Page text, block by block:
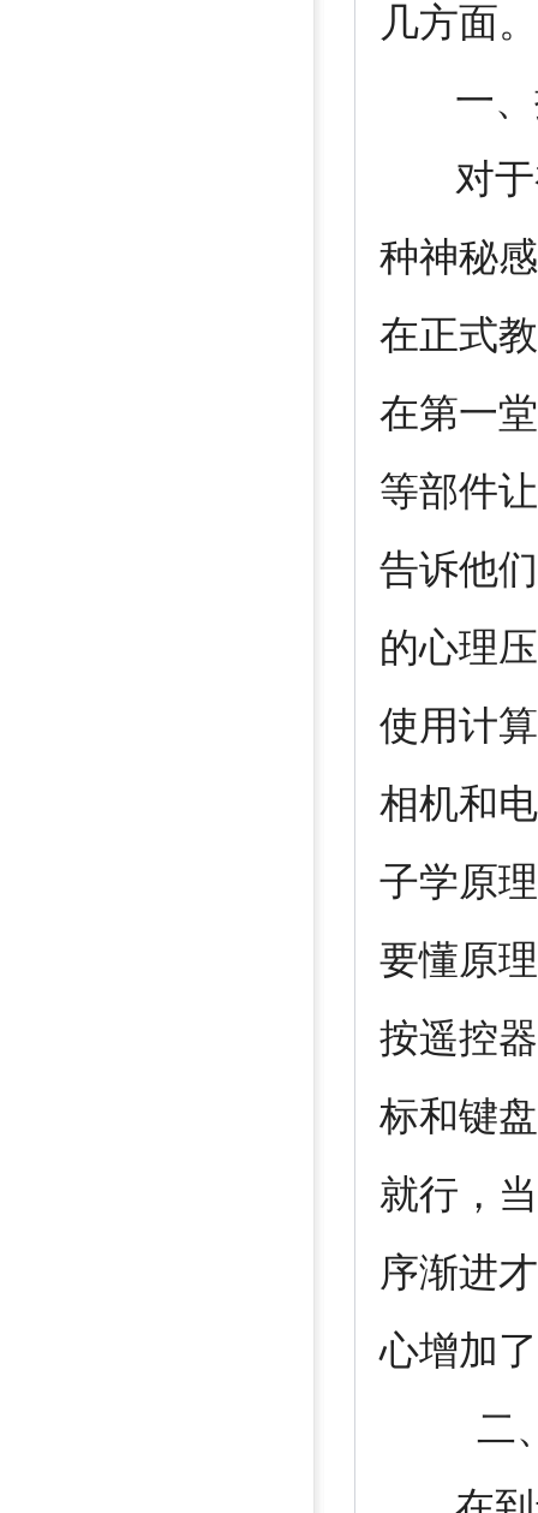
几方面。
一、
对于
种神秘
在正式
在第一
等部件
告诉他
的心理
使用计
相机和
子学原
要懂原
按遥控
标和键
就行，
序渐进
心增加
二、